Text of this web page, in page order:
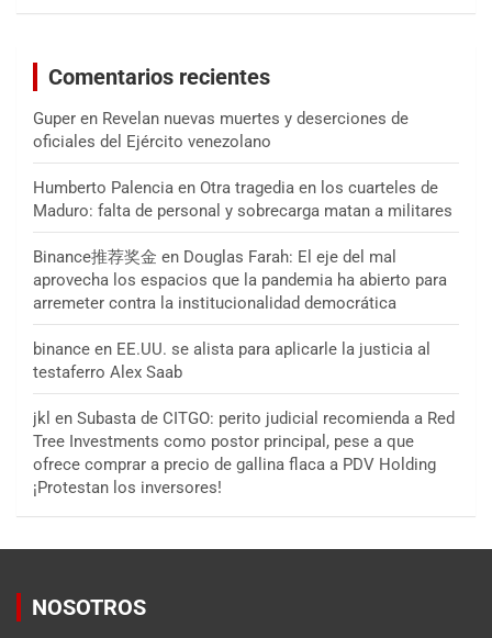
Comentarios recientes
Guper en Revelan nuevas muertes y deserciones de
oficiales del Ejército venezolano
Humberto Palencia en Otra tragedia en los cuarteles de
Maduro: falta de personal y sobrecarga matan a militares
Binance推荐奖金 en Douglas Farah: El eje del mal
aprovecha los espacios que la pandemia ha abierto para
arremeter contra la institucionalidad democrática
binance en EE.UU. se alista para aplicarle la justicia al
testaferro Alex Saab
jkl en Subasta de CITGO: perito judicial recomienda a Red
Tree Investments como postor principal, pese a que
ofrece comprar a precio de gallina flaca a PDV Holding
¡Protestan los inversores!
NOSOTROS